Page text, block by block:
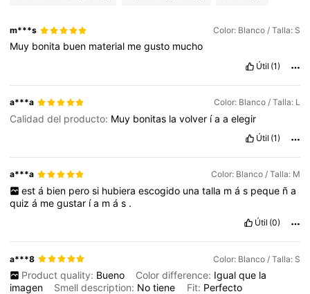
m***s Color: Blanco / Talla: S
Muy bonita buen material megusto mucho
Útil (1)
a***a Color: Blanco / Talla: L
Calidad del producto: Muy bonitas lavolver íaaelegir
Útil (1)
a***a Color: Blanco / Talla: M
est á bien pero si hubiera escogido una talla m á s peque ñ a
quizá megustar ía más .
Útil (0)
a***8 Color: Blanco / Talla: S
Product quality: Bueno Color difference: Igual que la
imagen
Smell description: Notiene Fit: Perfecto